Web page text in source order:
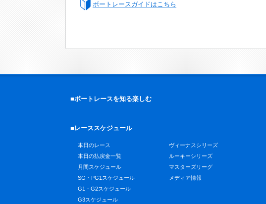
ボートレースガイドはこちら
■ボートレースを知る楽しむ
■レーススケジュール
本日のレース
本日の払戻金一覧
月間スケジュール
SG・PG1スケジュール
G1・G2スケジュール
G3スケジュール
ヴィーナスシリーズ
ルーキーシリーズ
マスターズリーグ
メディア情報